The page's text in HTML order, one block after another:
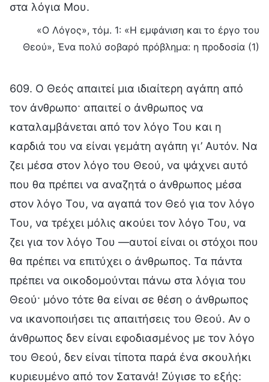
στα λόγια Μου.
«Ο Λόγος», τόμ. 1: «Η εμφάνιση και το έργο του
Θεού», Ένα πολύ σοβαρό πρόβλημα: η προδοσία (1)
609. Ο Θεός απαιτεί μια ιδιαίτερη αγάπη από
τον άνθρωπο· απαιτεί ο άνθρωπος να
καταλαμβάνεται από τον λόγο Του και η
καρδιά του να είναι γεμάτη αγάπη γι’ Αυτόν. Να
ζει μέσα στον λόγο του Θεού, να ψάχνει αυτό
που θα πρέπει να αναζητά ο άνθρωπος μέσα
στον λόγο Του, να αγαπά τον Θεό για τον λόγο
Του, να τρέχει μόλις ακούει τον λόγο Του, να
ζει για τον λόγο Του —αυτοί είναι οι στόχοι που
θα πρέπει να επιτύχει ο άνθρωπος. Τα πάντα
πρέπει να οικοδομούνται πάνω στα λόγια του
Θεού· μόνο τότε θα είναι σε θέση ο άνθρωπος
να ικανοποιήσει τις απαιτήσεις του Θεού. Αν ο
άνθρωπος δεν είναι εφοδιασμένος με τον λόγο
του Θεού, δεν είναι τίποτα παρά ένα σκουλήκι
κυριευμένο από τον Σατανά! Ζύγισε το εξής: